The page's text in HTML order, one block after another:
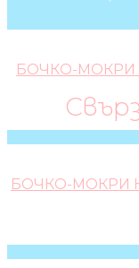
БОЧКО-МОКРИ
БОЧКО-МОКРИ